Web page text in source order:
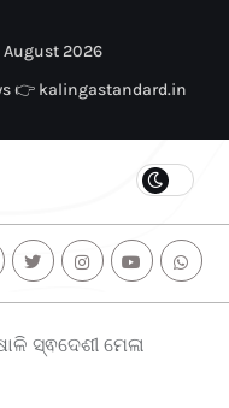
August 2026
👉 kalingastandard.in
ସ୍ଵଦେଶୀ ମେଳା